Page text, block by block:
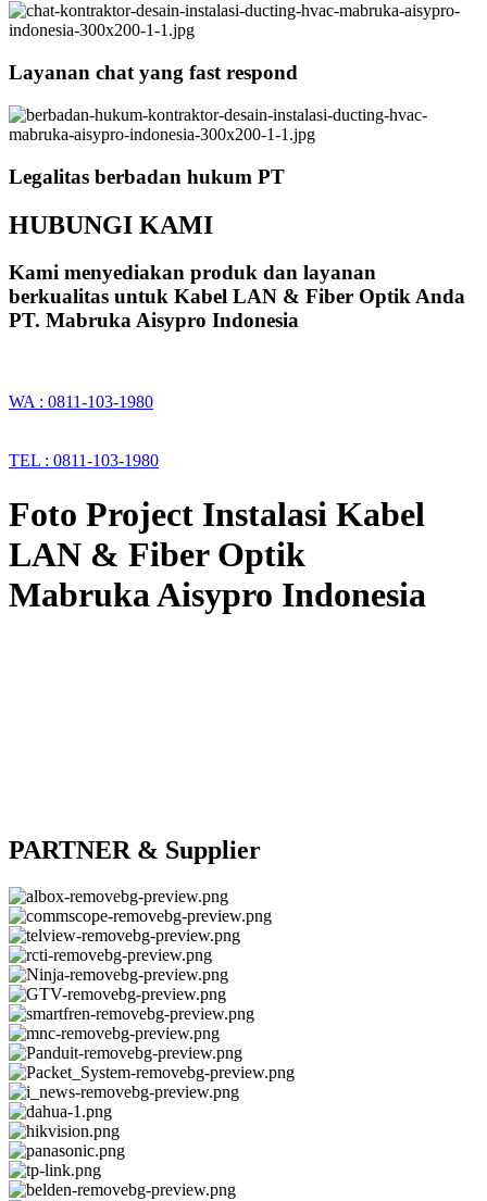
Layanan chat yang fast respond
Legalitas berbadan hukum PT
HUBUNGI KAMI
Kami menyediakan produk dan layanan
berkualitas untuk Kabel LAN & Fiber Optik Anda
PT. Mabruka Aisypro Indonesia
WA : 0811-103-1980
TEL : 0811-103-1980
Foto Project Instalasi Kabel
LAN & Fiber Optik
Mabruka Aisypro Indonesia
PARTNER & Supplier